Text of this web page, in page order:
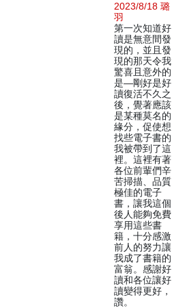
2023/8/18 璐
羽
第一次知道好
讀是無意間發
現的，並且發
現的那天令我
驚喜且意外的
是—剛好是好
讀復活不久之
後，覺著應該
是某種莫名的
緣分，促使想
找些電子書的
我被帶到了這
裡。這裡有著
各位前輩們辛
苦掃描、品質
極佳的電子
書，讓我這個
後人能夠免費
享用這些書
籍，十分感激
前人的努力讓
我成了書籍的
富翁。感謝好
讀和各位讓好
讀變得更好，
讚。